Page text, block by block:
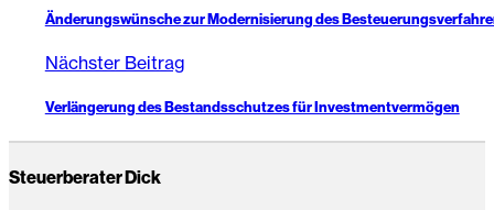
Änderungswünsche zur Modernisierung des
Nächster Beitrag
Verlängerung des Bestandsschutzes für Investmentvermögen
Steuerberater Dick